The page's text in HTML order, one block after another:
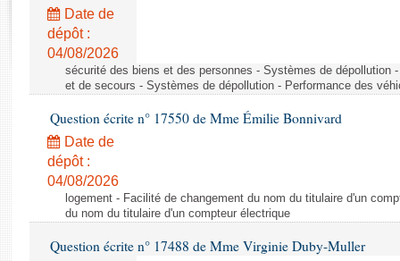
Rapports législatifs
Rapports sur l'application des lois
Baromètre de l’application des lois
Dossiers législatifs
Budget et sécurité sociale
Questions écrites et orales
Comptes rendus des débats
Date de
dépôt :
04/08/2026
sécurité des biens et des personnes - Systèmes de dépollution
et de secours - Systèmes de dépollution - Performance des
Question écrite n° 17550 de Mme Émilie Bonnivard
Date de
dépôt :
04/08/2026
logement - Facilité de changement du nom du titulaire d'un
du nom du titulaire d'un compteur électrique
Question écrite n° 17488 de Mme Virginie Duby-Muller